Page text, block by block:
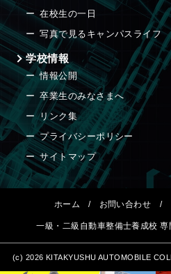
在校生の一日
写真で見るキャンパスライフ
学校情報
情報公開
卒業生のみなさまへ
リンク集
プライバシーポリシー
サイトマップ
ホーム / お問い合わせ /
一級・二級自動車整備士養成校
(c) 2026 KITAKYUSHU AUTOMOBILE